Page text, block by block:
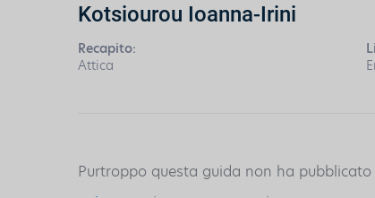
Kotsiourou Ioanna-Irini
Recapito:
Attica
Purtroppo questa guida non ha